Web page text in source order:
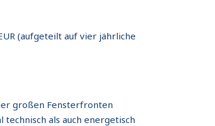
(aufgeteilt auf vier jährliche
großen Fensterfronten
als auch energetisch